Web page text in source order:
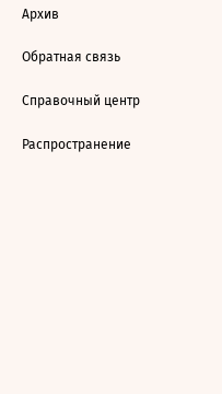
Архив
Обратная связь
Справочный центр
Распространение